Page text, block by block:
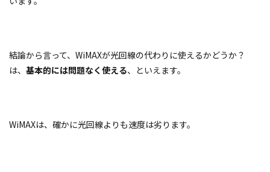
結論から言って、WiMAXが光回線の代わりに使えるかどうか？
は、 基本的には問題なく使える、といえます。
WiMAXは、確かに光回線よりも速度は劣ります。